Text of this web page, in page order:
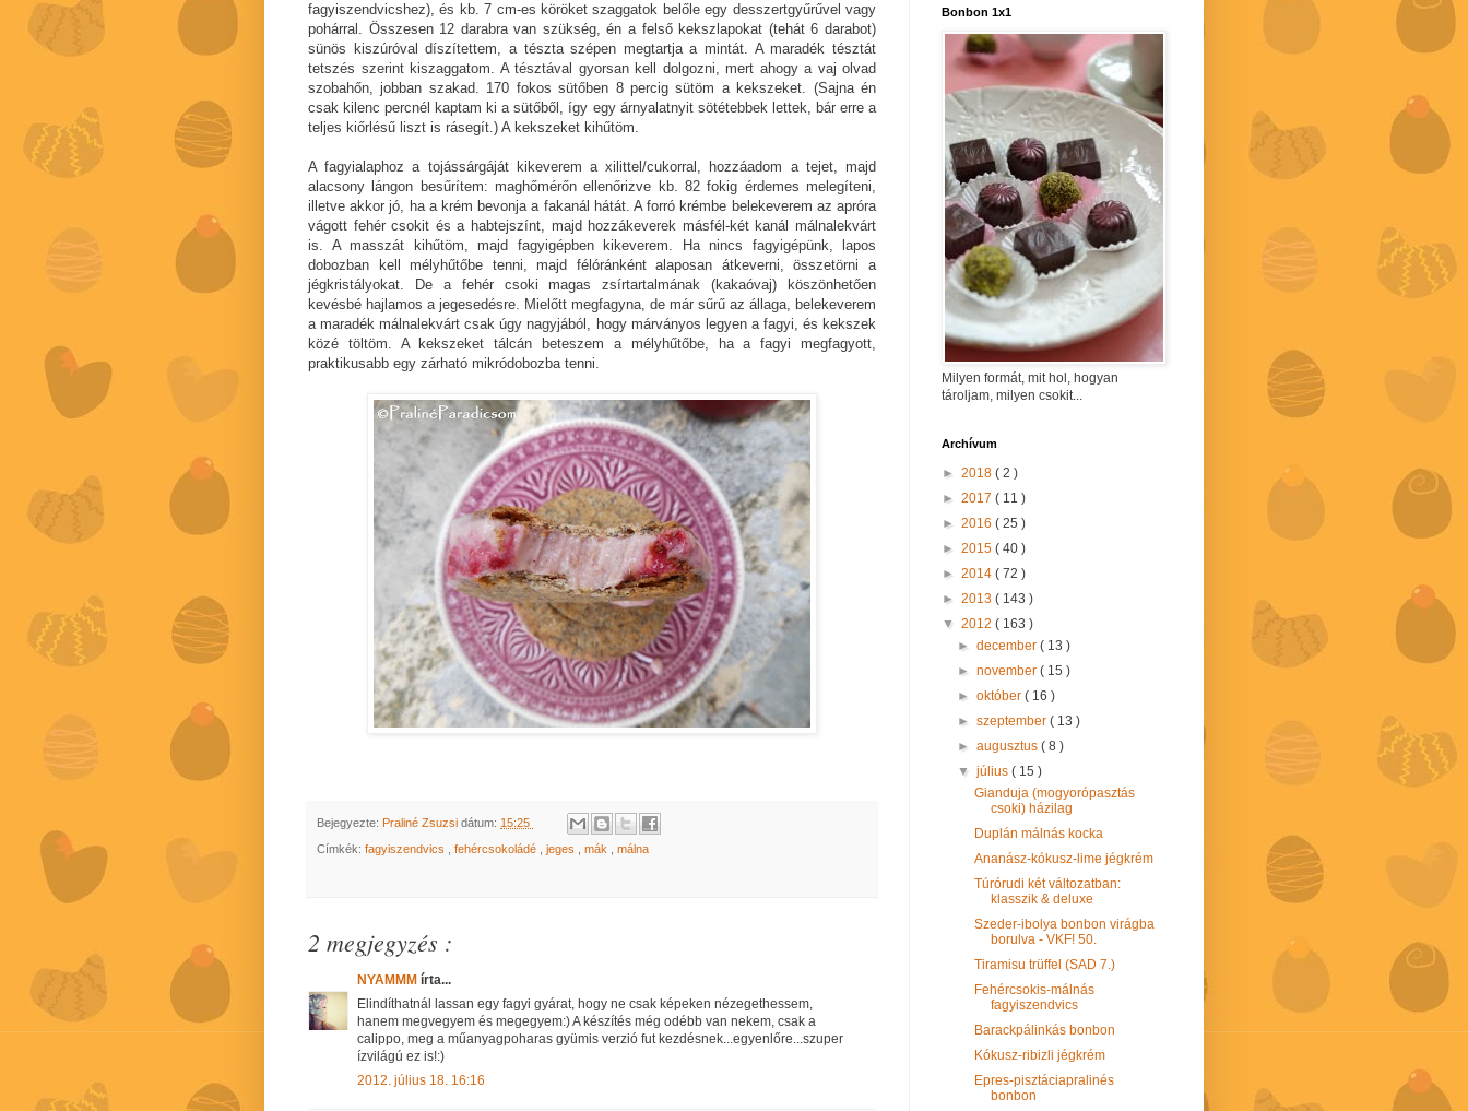
fagyiszendvicshez), és kb. 7 cm-es köröket szaggatok belőle egy desszertgyűrűvel vagy
pohárral. Összesen 12 darabra van szükség, én a felső kekszlapokat (tehát 6 darabot)
sünös kiszúróval díszítettem, a tészta szépen megtartja a mintát. A maradék tésztát
tetszés szerint kiszaggatom. A tésztával gyorsan kell dolgozni, mert ahogy a vaj olvad
szobahőn, jobban szakad. 170 fokos sütőben 8 percig sütöm a kekszeket. (Sajna én
csak kilenc percnél kaptam ki a sütőből, így egy árnyalatnyit sötétebbek lettek, bár erre a
teljes kiőrlésű liszt is rásegít.) A kekszeket kihűtöm.
A fagyialaphoz a tojássárgáját kikeverem a xilittel/cukorral, hozzáadom a tejet, majd
alacsony lángon besűrítem: maghőmérőn ellenőrizve kb. 82 fokig érdemes melegíteni,
illetve akkor jó, ha a krém bevonja a fakanál hátát. A forró krémbe belekeverem az apróra
vágott fehér csokit és a habtejszínt, majd hozzákeverek másfél-két kanál málnalekvárt
is. A masszát kihűtöm, majd fagyigépben kikeverem. Ha nincs fagyigépünk, lapos
dobozban kell mélyhűtőbe tenni, majd félóránként alaposan átkeverni, összetörni a
jégkristályokat. De a fehér csoki magas zsírtartalmának (kakaóvaj) köszönhetően
kevésbé hajlamos a jegesedésre. Mielőtt megfagyna, de már sűrű az állaga, belekeverem
a maradék málnalekvárt csak úgy nagyjából, hogy márványos legyen a fagyi, és kekszek
közé töltöm. A kekszeket tálcán beteszem a mélyhűtőbe, ha a fagyi megfagyott,
praktikusabb egy zárható mikródobozba tenni.
Bejegyezte: Praliné Zsuzsi dátum: 15:25
Címkék: fagyiszendvics fehércsokoládé jeges mák málna
2 megjegyzés :
NYAMMM írta...
Elindíthatnál lassan egy fagyi gyárat, hogy ne csak képeken nézegethessem,
hanem megvegyem és megegyem:) A készítés még odébb van nekem, csak a
calippo, meg a műanyagpoharas gyümis verzió fut kezdésnek...egyenlőre...szuper
ízvilágú ez is!:)
2012. július 18. 16:16
Bonbon 1x1
Milyen formát, mit hol, hogyan
tároljam, milyen csokit...
Archívum
► 2018 ( 2 )
► 2017 ( 11 )
► 2016 ( 25 )
► 2015 ( 40 )
► 2014 ( 72 )
► 2013 ( 143 )
▼ 2012 ( 163 )
►december( 13 )
►november( 15 )
►október( 16 )
►szeptember( 13 )
►augusztus( 8 )
▼július( 15 )
Gianduja (mogyorópasztás
csoki) házilag
Duplán málnás kocka
Ananász-kókusz-lime jégkrém
Túrórudi két változatban:
klasszik & deluxe
Szeder-ibolya bonbon virágba
borulva - VKF! 50.
Tiramisu trüffel (SAD 7.)
Fehércsokis-málnás
fagyiszendvics
Barackpálinkás bonbon
Kókusz-ribizli jégkrém
Epres-pisztáciapralinés
bonbon